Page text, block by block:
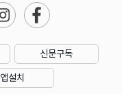
신문구독
앱설치